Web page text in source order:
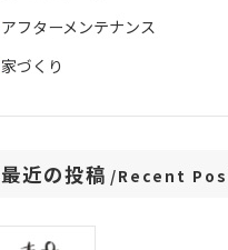
アフターメンテナンス
家づくり
最近の投稿 Recent